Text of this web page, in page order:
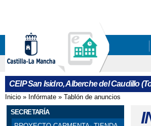
CEIP San Isidro, Alberche del Caudillo
Se encuentra usted aquí
Inicio » Infórmate » Tablón de anuncios
SECRETARÍA